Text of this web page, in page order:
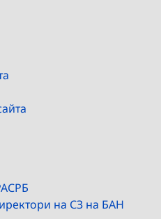
на СЗ на БАН